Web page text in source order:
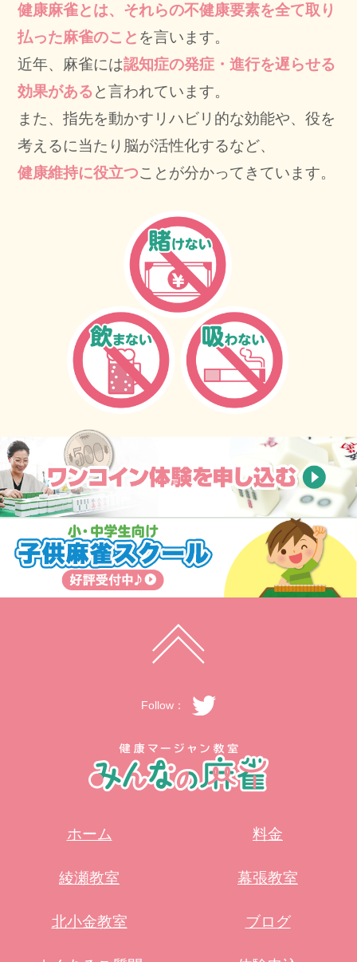
健康麻雀とは、それらの不健康要素を全て取り
払った麻雀のこと を言います。
近年、麻雀には認知症の発症・進行を遅らせる
効果があると言われています。
また、指先を動かすリハビリ的な効能や、役を
考えるに当たり脳が活性化するなど、
健康維持に役立つことが分かってきています。
Follow：
ホーム 料金
綾瀬教室 幕張教室
北小金教室 ブログ